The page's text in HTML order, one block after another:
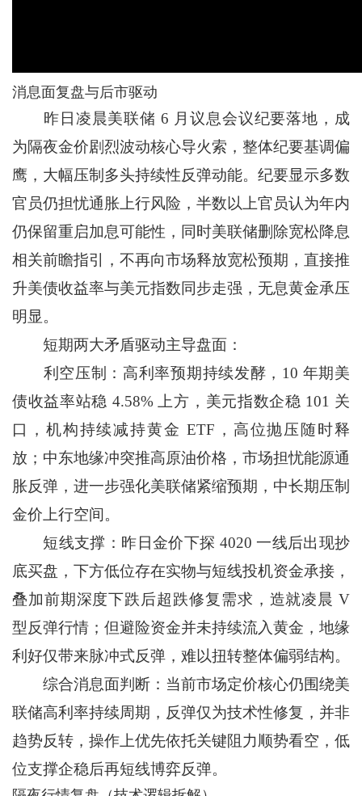
消息面复盘与后市驱动
昨日凌晨美联储 6 月议息会议纪要落地，成
为隔夜金价剧烈波动核心导火索，整体纪要基调偏
鹰，大幅压制多头持续性反弹动能。纪要显示多数
官员仍担忧通胀上行风险，半数以上官员认为年内
仍保留重启加息可能性，同时美联储删除宽松降息
相关前瞻指引，不再向市场释放宽松预期，直接推
升美债收益率与美元指数同步走强，无息黄金承压
明显。
短期两大矛盾驱动主导盘面：
利空压制：高利率预期持续发酵，10 年期美
债收益率站稳 4.58% 上方，美元指数企稳 101 关
口，机构持续减持黄金 ETF，高位抛压随时释
放；中东地缘冲突推高原油价格，市场担忧能源通
胀反弹，进一步强化美联储紧缩预期，中长期压制
金价上行空间。
短线支撑：昨日金价下探 4020 一线后出现抄
底买盘，下方低位存在实物与短线投机资金承接，
叠加前期深度下跌后超跌修复需求，造就凌晨 V
型反弹行情；但避险资金并未持续流入黄金，地缘
利好仅带来脉冲式反弹，难以扭转整体偏弱结构。
综合消息面判断：当前市场定价核心仍围绕美
联储高利率持续周期，反弹仅为技术性修复，并非
趋势反转，操作上优先依托关键阻力顺势看空，低
位支撑企稳后再短线博弈反弹。